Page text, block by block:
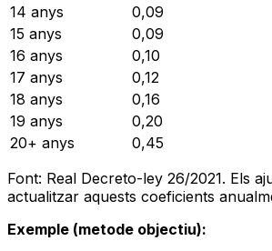
14 anys
0,09
15 anys
0,09
16 anys
0,10
17 anys
0,12
18 anys
0,16
19 anys
0,20
20+ anys
0,45
Font: Real Decreto-ley 26/2021. Els
actualitzar aquests coeficients
Exemple (metode objectiu):